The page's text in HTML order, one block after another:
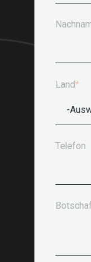
Land*
Telefon